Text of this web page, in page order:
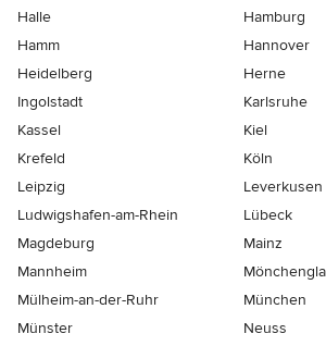
Halle
Hamburg
Hamm
Hannover
Heidelberg
Herne
Ingolstadt
Karlsruhe
Kassel
Kiel
Krefeld
Köln
Leipzig
Leverkusen
Ludwigshafen-am-Rhein
Lübeck
Magdeburg
Mainz
Mannheim
Mülheim-an-der-Ruhr
München
Münster
Neuss